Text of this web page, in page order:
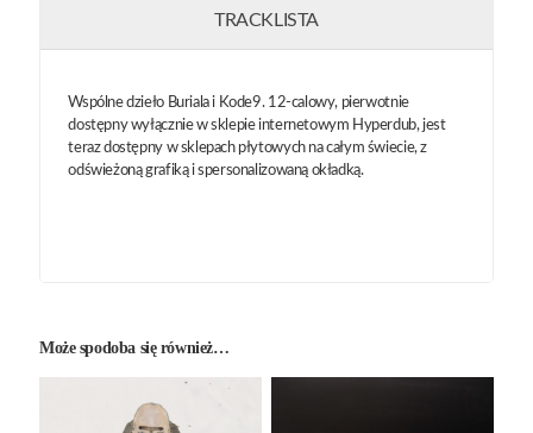
TRACKLISTA
Wspólne dzieło Buriala i Kode9. 12-calowy, pierwotnie
dostępny wyłącznie w sklepie internetowym Hyperdub, jest
teraz dostępny w sklepach płytowych na całym świecie, z
odświeżoną grafiką i spersonalizowaną okładką.
Może spodoba się również…